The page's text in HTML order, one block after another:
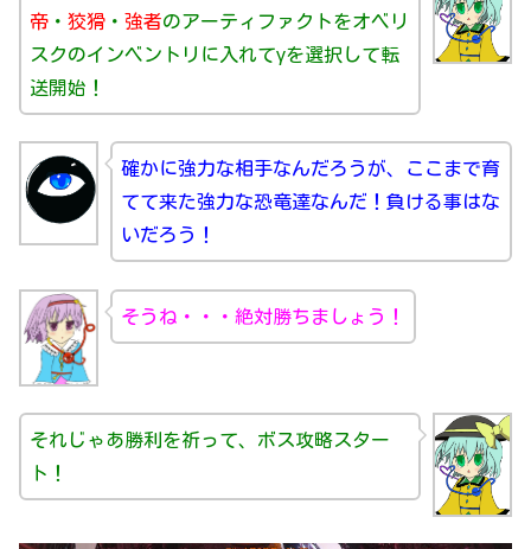
帝 ・ 狡猾 ・ 強者のアーティファクトをオベリ
スクのインベントリに入れてγを選択して転
送開始！
確かに強力な相手なんだろうが、ここまで育
てて来た強力な恐竜達なんだ！負ける事はな
いだろう！
そうね・・・絶対勝ちましょう！
それじゃあ勝利を祈って、ボス攻略スター
ト！